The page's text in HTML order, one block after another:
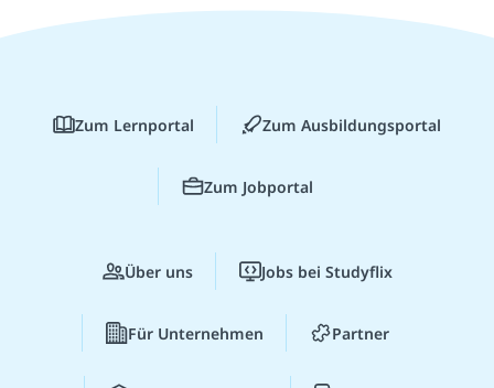
Zum Lernportal Zum Ausbildungsportal
Zum Jobportal
Über uns Jobs bei Studyflix
Für Unternehmen Partner